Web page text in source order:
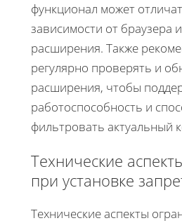
функционал может
зависимости от браузера
расширения. Также
регулярно проверять и
расширения, чтобы
работоспособность и
фильтровать актуальный
Технические
при установке
Технические аспекты